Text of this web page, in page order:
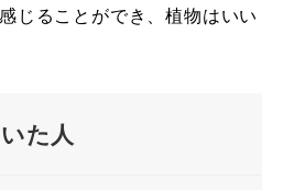
じることができ、植物はいい
た人